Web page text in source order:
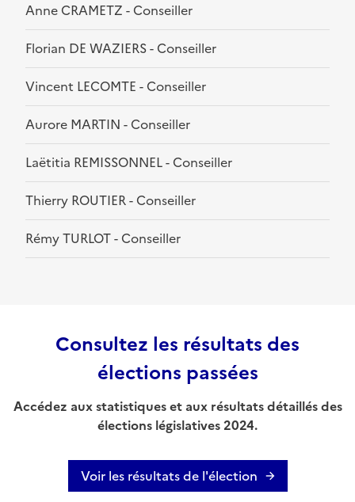
Anne CRAMETZ - Conseiller
Florian DE WAZIERS - Conseiller
Vincent LECOMTE - Conseiller
Aurore MARTIN - Conseiller
Laëtitia REMISSONNEL - Conseiller
Thierry ROUTIER - Conseiller
Rémy TURLOT - Conseiller
Consultez les résultats des
élections passées
Accédez aux statistiques et aux résultats détaillés des
élections législatives 2024.
Voir les résultats de l'élection